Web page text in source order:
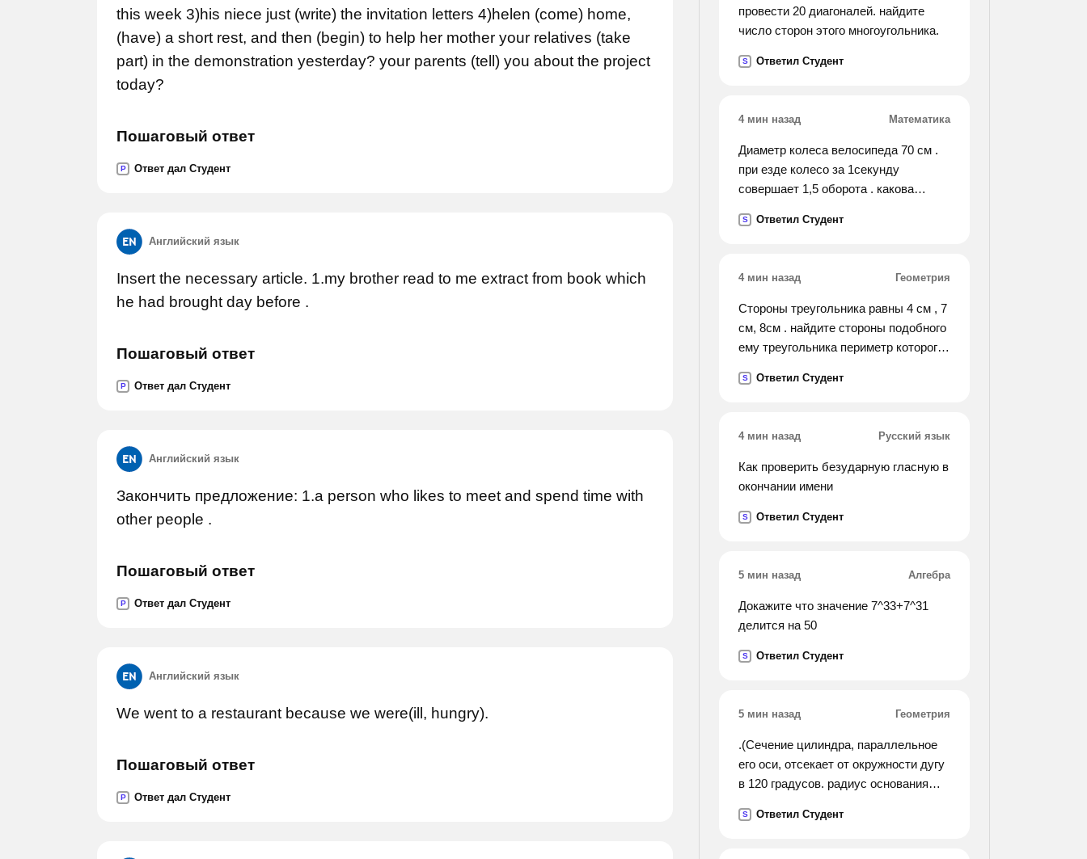
this week 3)his niece just (write) the invitation letters 4)helen (come) home,
(have) a short rest, and then (begin) to help her mother your relatives (take
part) in the demonstration yesterday? your parents (tell) you about the project
today?
Пошаговый ответ
P Ответ дал Студент
Английский язык
Insert the necessary article. 1.my brother read to me extract from book which
he had brought day before .
Пошаговый ответ
P Ответ дал Студент
Английский язык
Закончить предложение: 1.a person who likes to meet and spend time with
other people .
Пошаговый ответ
P Ответ дал Студент
Английский язык
We went to a restaurant because we were(ill, hungry).
Пошаговый ответ
P Ответ дал Студент
провести 20 диагоналей. найдите
число сторон этого многоугольника.
S Ответил Студент
4 мин назад Математика
Диаметр колеса велосипеда 70 см .
при езде колесо за 1секунду
совершает 1,5 оборота . какова
S Ответил Студент
4 мин назад Геометрия
Стороны треугольника равны 4 см , 7
см, 8см . найдите стороны подобного
ему треугольника периметр которого
S Ответил Студент
4 мин назад Русский язык
Как проверить безударную гласную в
окончании имени
S Ответил Студент
5 мин назад Алгебра
Докажите что значение 7^33+7^31
делится на 50
S Ответил Студент
5 мин назад Геометрия
.(Сечение цилиндра, параллельное
его оси, отсекает от окружности дугу
в 120 градусов. радиус основания
диаганалью сечения и осью
S Ответил Студент